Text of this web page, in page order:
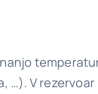
…). V rezervoar